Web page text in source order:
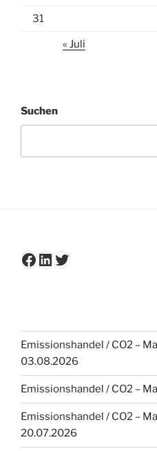
31
« Juli
Suchen
Facebook
LinkedIn
Twitter
Emissionshandel / CO2 –
03.08.2026
Emissionshandel / CO2 –
Emissionshandel / CO2 –
20.07.2026